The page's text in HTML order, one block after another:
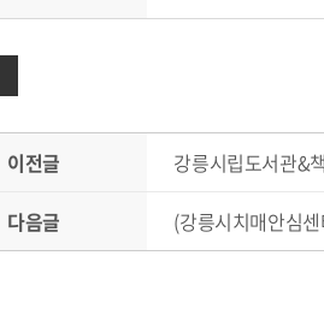
이전글 강릉시립도서관&
다음글 (강릉시치매안심